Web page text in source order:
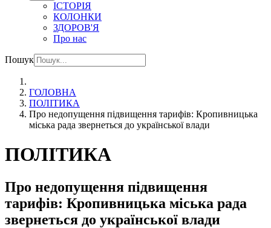
ІСТОРІЯ
КОЛОНКИ
ЗДОРОВ'Я
Про нас
Пошук
ГОЛОВНА
ПОЛІТИКА
Про недопущення підвищення тарифів: Кропивницька
міська рада звернеться до української влади
ПОЛІТИКА
Про недопущення підвищення
тарифів: Кропивницька міська рада
звернеться до української влади